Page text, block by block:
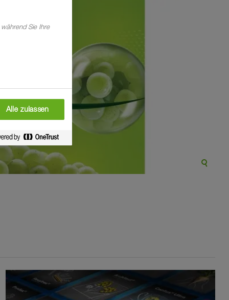
Sie Ihre
Alle zulassen